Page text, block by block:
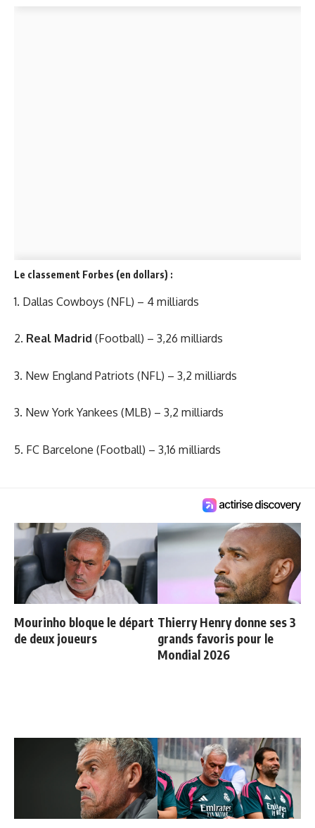
Le classement Forbes (en dollars) :
1. Dallas Cowboys (NFL) – 4 milliards
2. Real Madrid (Football) – 3,26 milliards
3. New England Patriots (NFL) – 3,2 milliards
3. New York Yankees (MLB) – 3,2 milliards
5. FC Barcelone (Football) – 3,16 milliards
Mourinho bloque le départ
de deux joueurs
Thierry Henry donne ses 3
grands favoris pour le
Mondial 2026